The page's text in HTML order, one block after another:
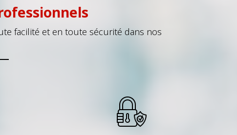
facilité et en toute sécurité dans nos